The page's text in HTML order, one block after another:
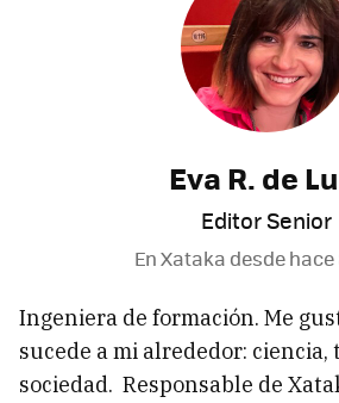
Eva R. de
Editor Senior
En Xataka desdehace
Ingeniera de formación. Me
sucede a mi alrededor: ciencia,
sociedad. Responsable de